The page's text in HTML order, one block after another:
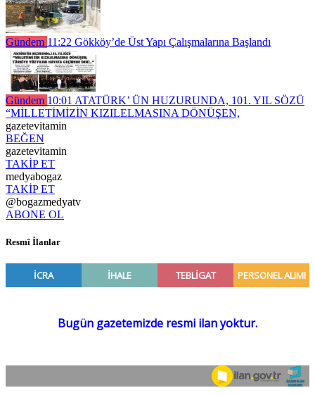
Gündem 11:22 Gökköy’de Üst Yapı Çalışmalarına Başlandı
Gündem 10:01 ATATÜRK’ ÜN HUZURUNDA, 101. YIL SÖZÜ
“MİLLETİMİZİN KIZILELMASINA DÖNÜŞEN,
gazetevitamin
BEĞEN
gazetevitamin
TAKİP ET
medyabogaz
TAKİP ET
@bogazmedyatv
ABONE OL
Resmî İlanlar